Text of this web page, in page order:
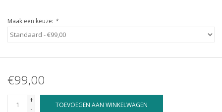
Maak een keuze: *
€99,00
+
-
TOEVOEGEN AAN WINKELWAGEN